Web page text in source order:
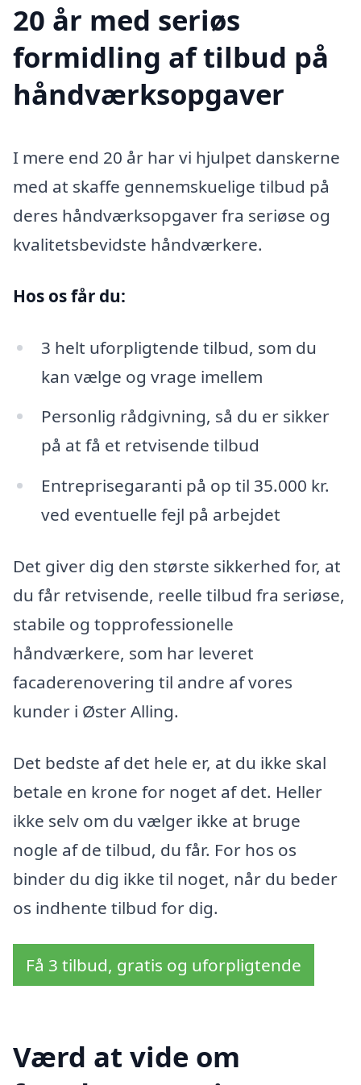
20 år med seriøs
formidling af tilbud på
håndværksopgaver
I mere end 20 år har vi hjulpet danskerne
med at skaffe gennemskuelige tilbud på
deres håndværksopgaver fra seriøse og
kvalitetsbevidste håndværkere.
Hos os får du:
3 helt uforpligtende tilbud, som du
kan vælge og vrage imellem
Personlig rådgivning, så du er sikker
på at få et retvisende tilbud
Entreprisegaranti på op til 35.000 kr.
ved eventuelle fejl på arbejdet
Det giver dig den største sikkerhed for, at
du får retvisende, reelle tilbud fra seriøse,
stabile og topprofessionelle
håndværkere, som har leveret
facaderenovering til andre af vores
kunder i Øster Alling.
Det bedste af det hele er, at du ikke skal
betale en krone for noget af det. Heller
ikke selv om du vælger ikke at bruge
nogle af de tilbud, du får. For hos os
binder du dig ikke til noget, når du beder
os indhente tilbud for dig.
Få 3 tilbud, gratis og uforpligtende
Værd at vide om